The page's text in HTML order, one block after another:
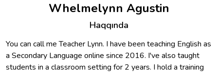
Whelmelynn Agustin
Haqqında
You can call me Teacher Lynn. I have been teaching English as
a Secondary Language online since 2016. I've also taught
students in a classroom setting for 2 years. I hold a training